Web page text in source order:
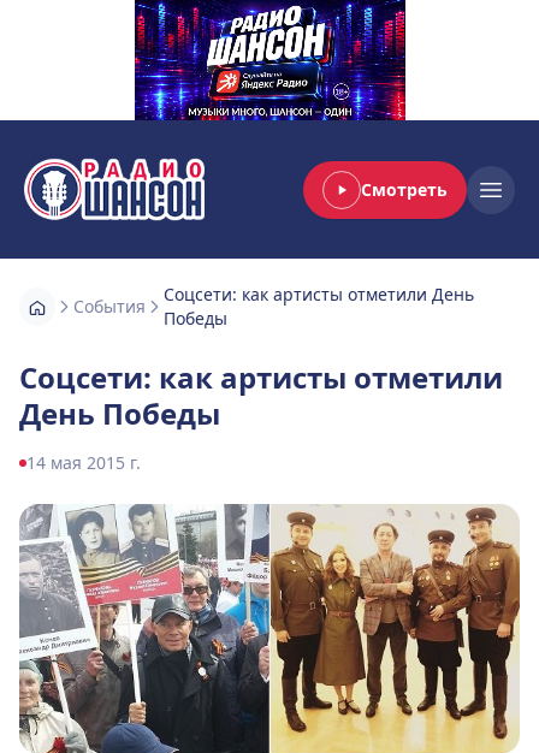
Радио Шансон Смотреть
События
Соцсети: как артисты отметили День
Победы
Соцсети: как артисты отметили
День Победы
14 мая 2015 г.